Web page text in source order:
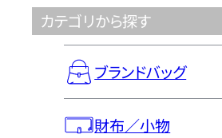
カテゴリから探す
ブランドバッグ
財布／小物